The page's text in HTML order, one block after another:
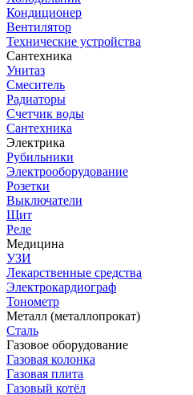
Кондиционер
Вентилятор
Технические устройства
Сантехника
Унитаз
Смеситель
Радиаторы
Счетчик воды
Сантехника
Электрика
Рубильники
Электрооборудование
Розетки
Выключатели
Щит
Реле
Медицина
УЗИ
Лекарственные средства
Электрокардиограф
Тонометр
Металл (металлопрокат)
Сталь
Газовое оборудование
Газовая колонка
Газовая плита
Газовый котёл